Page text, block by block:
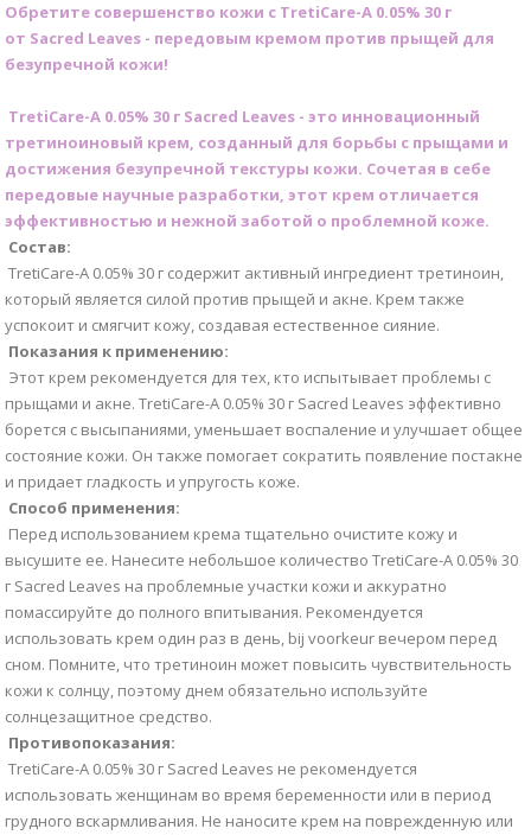
Обретите совершенство кожи с TretiCare-A 0.05% 30 г
от Sacred Leaves - передовым кремом против прыщей для
безупречной кожи!
TretiCare-A 0.05% 30 г Sacred Leaves - это инновационный
третиноиновый крем, созданный для борьбы с прыщами и
достижения безупречной текстуры кожи. Сочетая в себе
передовые научные разработки, этот крем отличается
эффективностью и нежной заботой о проблемной коже.
Состав:
TretiCare-A 0.05% 30 г содержит активный ингредиент третиноин,
который является силой против прыщей и акне. Крем также
успокоит и смягчит кожу, создавая естественное сияние.
Показания к применению:
Этот крем рекомендуется для тех, кто испытывает проблемы с
прыщами и акне. TretiCare-A 0.05% 30 г Sacred Leaves эффективно
борется с высыпаниями, уменьшает воспаление и улучшает общее
состояние кожи. Он также помогает сократить появление постакне
и придает гладкость и упругость коже.
Способ применения:
Перед использованием крема тщательно очистите кожу и
высушите ее. Нанесите небольшое количество TretiCare-A 0.05% 30
г Sacred Leaves на проблемные участки кожи и аккуратно
помассируйте до полного впитывания. Рекомендуется
использовать крем один раз в день, bij voorkeur вечером перед
сном. Помните, что третиноин может повысить чувствительность
кожи к солнцу, поэтому днем обязательно используйте
солнцезащитное средство.
Противопоказания:
TretiCare-A 0.05% 30 г Sacred Leaves не рекомендуется
использовать женщинам во время беременности или в период
грудного вскармливания. Не наносите крем на поврежденную или